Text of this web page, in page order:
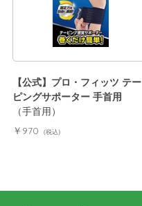
【公式】プロ・フィッツ テー
ピングサポーター 手首用
（手首用）
￥970 (税込)